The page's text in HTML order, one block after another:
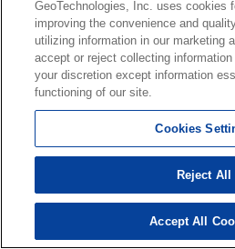
丹羽郡扶桑町のバイク販売店
丹羽郡扶桑町の高速道路施設
丹羽郡扶桑町の中古車販売
丹羽郡扶桑町の道の駅
GeoTechnologies, Inc. uses cookies
improving the convenience and
utilizing information in our marketing
accept or reject collecting
your discretion except information
functioning of our site.
Cookies
Reject All
Accept All